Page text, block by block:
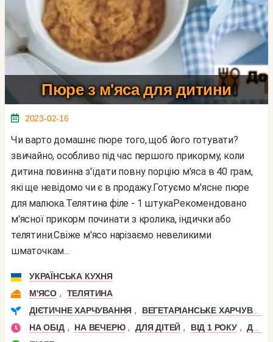
Пюре з м'яса для дитини
2023-02-16
Чи варто домашнє пюре того, щоб його готувати?
звичайно, особливо під час першого прикорму, коли
дитина повинна з'їдати повну порцію м'яса в 40 грам,
які ще невідомо чи є в продажу.Готуємо м'ясне пюре
для малюка.Телятина філе - 1 штукаРекомендовано
м'ясної прикорм починати з кролика, індички або
телятини.Свіже м'ясо нарізаємо невеликими
шматочкам...
УКРАЇНСЬКА КУХНЯ
М'ЯСО ,
ТЕЛЯТИНА
ДІЄТИЧНЕ ХАРЧУВАННЯ ,
ВЕГЕТАРІАНСЬКЕ ХАРЧУВАННЯ
НА ОБІД , НА ВЕЧЕРЮ , ДЛЯ ДІТЕЙ , ВІД 1 РОКУ , ДО РОКУ